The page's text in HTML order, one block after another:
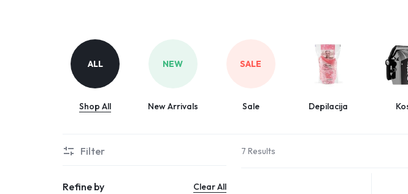
Trepavice
ALL
Shop All
NEW
New Arrivals
SALE
Sale Depilacija
7 Results
Filter
Refine by Clear All